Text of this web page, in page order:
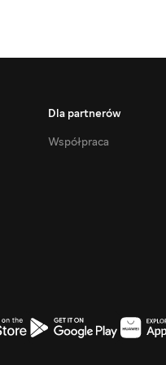
Dla partnerów
Współpraca